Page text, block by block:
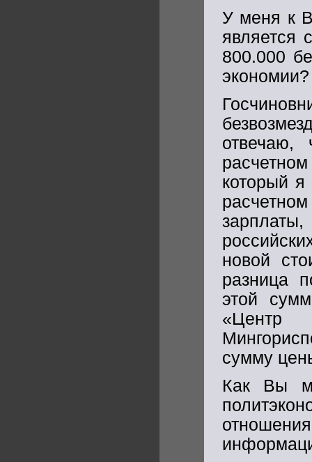
У меня к
является
800.000
экономии?
который
новой
разница
этой
сумму
Как Вы